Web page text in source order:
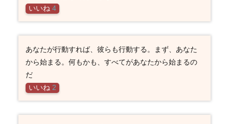
いいね 4
あなたが行動すれば、彼らも行動する。まず、あなた
から始まる。何もかも、すべてがあなたから始まるの
だ
いいね 2